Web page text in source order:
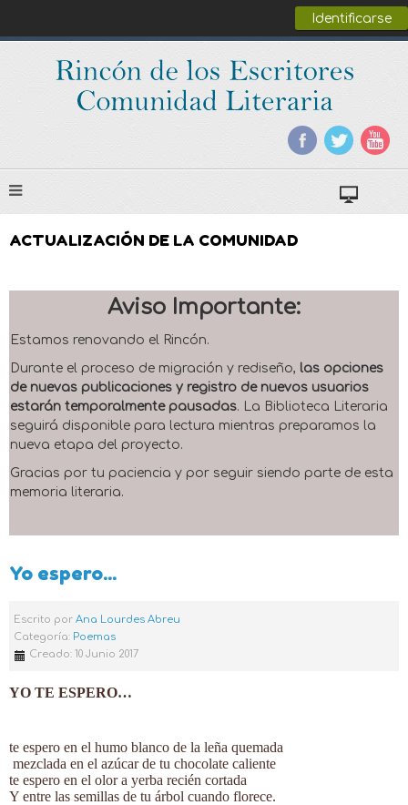
Identificarse
ACTUALIZACIÓN DE LA COMUNIDAD
Aviso Importante:
Estamos renovando el Rincón.
Durante el proceso de migración y rediseño, las opciones
de nuevas publicaciones y registro de nuevos usuarios
estarán temporalmente pausadas. La Biblioteca Literaria
seguirá disponible para lectura mientras preparamos la
nueva etapa del proyecto.
Gracias por tu paciencia y por seguir siendo parte de esta
memoria literaria.
Yo espero...
Escrito por Ana Lourdes Abreu
Categoría: Poemas
Creado: 10 Junio 2017
YO TE ESPERO…
te espero en el humo blanco de la leña quemada
mezclada en el azúcar de tu chocolate caliente
te espero en el olor a yerba recién cortada
Y entre las semillas de tu árbol cuando florece.